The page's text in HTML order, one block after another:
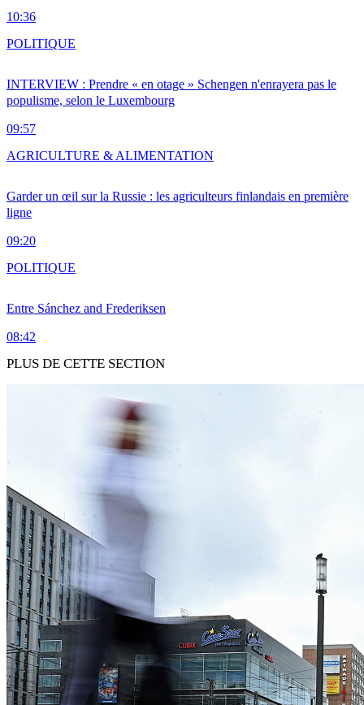
10:36
INTERVIEW : Prendre « en otage » Schengen n'enrayera pas le
populisme, selon le Luxembourg
09:57
POLITIQUE
Garder un œil sur la Russie : les agriculteurs finlandais en première
ligne
09:20
AGRICULTURE & ALIMENTATION
Entre Sánchez and Frederiksen
08:42
POLITIQUE
PLUS DE CETTE SECTION